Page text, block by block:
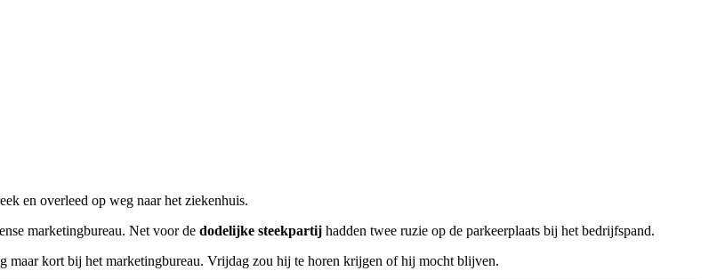
en overleed op weg naar het ziekenhuis.
marketingbureau. Net voor de dodelijke steekpartij hadden twee ruzie op de parkeerplaats bij het bedrijfspand.
maar kort bij het marketingbureau. Vrijdag zou hij te horen krijgen of hij mocht blijven.